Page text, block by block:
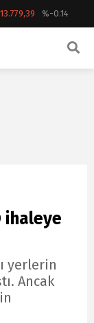
13.779,39 %-0.14
ARAMA YAP
ihaleye
yerlerin
Ancak